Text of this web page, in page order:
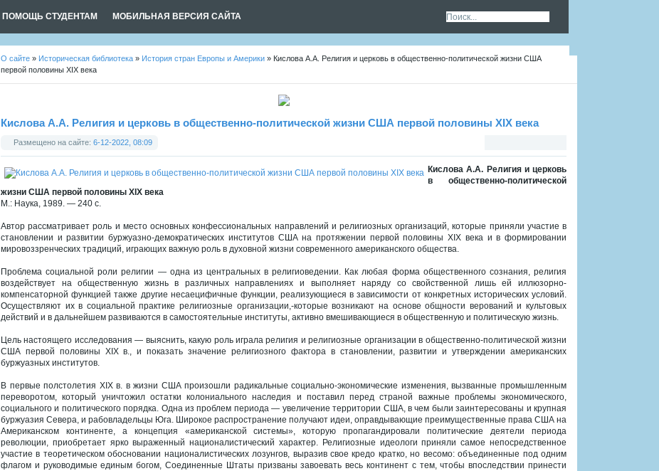
ПОМОЩЬ СТУДЕНТАМ МОБИЛЬНАЯ ВЕРСИЯ САЙТА
О сайте » Историческая библиотека » История стран Европы и Америки » Кислова А.А. Религия и церковь в общественно-политической жизни США
первой половины XIX века
Кислова А.А. Религия и церковь в общественно-политической жизни США первой половины XIX века
Размещено на сайте: 6-12-2022, 08:09
Кислова А.А. Религия и церковь
в общественно-политической
жизни США первой половины XIX века
М.: Наука, 1989. — 240 с.
Автор рассматривает роль и место основных конфессиональных направлений и религиозных организаций, которые приняли участие в
становлении и развитии буржуазно-демократических институтов США на протяжении первой половины ХIX века и в формировании
мировоззренческих традиций, играющих важную роль в духовной жизни современного американского общества.
Проблема социальной роли религии — одна из центральных в религиоведении. Как любая форма общественного сознания, религия
воздействует на общественную жизнь в различных направлениях и выполняет наряду со свойственной лишь ей иллюзорно-
компенсаторной функцией также другие несаецифичные функции, реализующиеся в зависимости от конкретных исторических условий.
Осуществляют их в социальной практике религиозные организации,-которые возникают на основе общности верований и культовых
действий и в дальнейшем развиваются в самостоятельные институты, активно вмешивающиеся в общественную и политическую жизнь.
Цель настоящего исследования — выяснить, какую роль играла религия и религиозные организации в общественно-политической жизни
США первой половины ХІХ в., и показать значение религиозного фактора в становлении, развитии и утверждении американских
буржуазных институтов.
В первые полстолетия XIX в. в жизни США произошли радикальные социально-экономические изменения, вызванные промышленным
переворотом, который уничтожил остатки колониального наследия и поставил перед страной важные проблемы экономического,
социального и политического порядка. Одна из проблем периода — увеличение территории США, в чем были заинтересованы и крупная
буржуазия Севера, и рабовладельцы Юга. Широкое распространение получают идеи, оправдывающие преимущественные права США на
Американском континенте, а концепция «американской системы», которую пропагандировали политические деятели периода
революции, приобретает ярко выраженный националистический характер. Религиозные идеологи приняли самое непосредственное
участие в теоретическом обосновании националистических лозунгов, выразив свое кредо кратко, но весомо: объединенные под одним
флагом и руководимые единым богом, Соединенные Штаты призваны завоевать весь континент с тем, чтобы впоследствии принести